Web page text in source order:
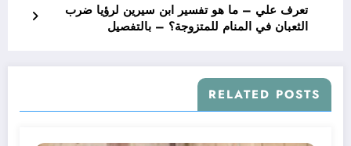
تعرف علي – ما هو تفسير ابن سيرين لرؤيا ضرب
الثعبان في المنام للمتزوجة؟ – بالتفصيل
RELATED POSTS